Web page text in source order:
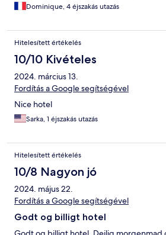
Dominique, 4 éjszakás utazás
Hitelesített értékelés
10/10 Kivételes
2024. március 13.
Fordítás a Google segítségével
Nice hotel
Sarka, 1 éjszakás utazás
Hitelesített értékelés
10/8 Nagyon jó
2024. május 22.
Fordítás a Google segítségével
Godt og billigt hotel